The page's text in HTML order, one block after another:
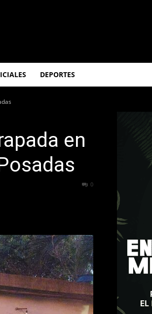
DEPORTES
en
0